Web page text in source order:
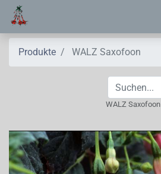
Produkte WALZ Saxofoon
WALZ Saxofoon